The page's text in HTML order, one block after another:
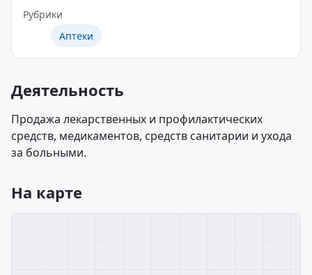
Рубрики
Аптеки
Деятельность
Продажа лекарственных и профилактических
средств, медикаментов, средств санитарии и ухода
за больными.
На карте